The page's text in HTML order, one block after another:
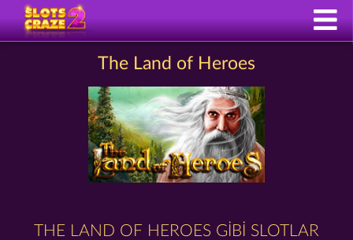
The Land of Heroes
THE LAND OF HEROES GIBI SLOTLAR